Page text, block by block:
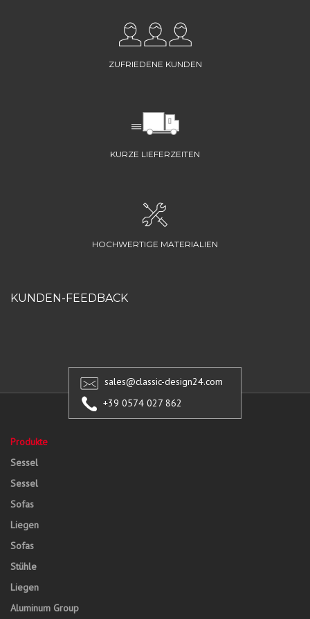
ZUFRIEDENE KUNDEN
KURZE LIEFERZEITEN
HOCHWERTIGE MATERIALIEN
KUNDEN-FEEDBACK
sales@classic-design24.com
+39 0574 027 862
Produkte
Sessel
Sessel
Sofas
Liegen
Sofas
Stühle
Liegen
Aluminum Group